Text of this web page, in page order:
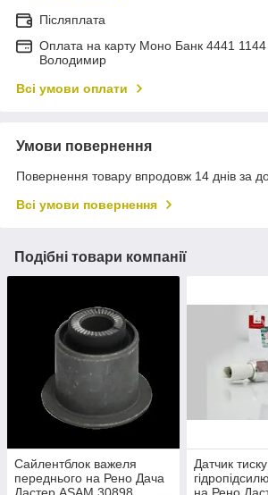
Післяплата
Оплата на карту Моно Банк 4441
Володимир
Всі умови оплати
Умови повернення
Повернення товару впродовж 14 днів за
Всі умови повернення
Подібні товари компанії
Сайлентблок важеля
переднього на Рено Дача
Датчик